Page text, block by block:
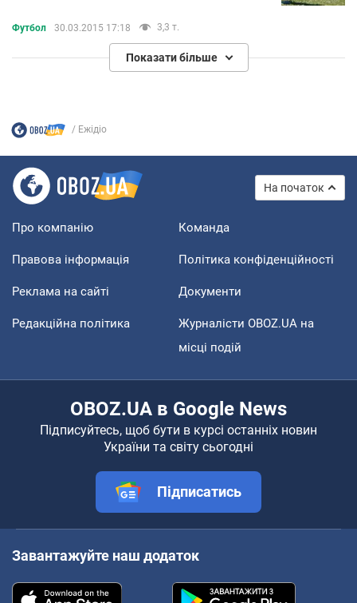
Футбол 30.03.2015 17:18 3,3 т.
Показати більше
Ежідіо
На початок
Про компанію Команда
Правова інформація Політика конфіденційності
Реклама на сайті Документи
Редакційна політика
Журналісти OBOZ.UA на
місці подій
OBOZ.UA в Google News
Підписуйтесь, щоб бути в курсі останніх новин
України та світу сьогодні
Підписатись
Завантажуйте наш додаток